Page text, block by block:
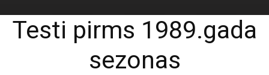
Testi pirms 1989.gada
sezonas